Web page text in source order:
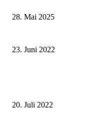
28. Mai 2025
23. Juni 2022
20. Juli 2022